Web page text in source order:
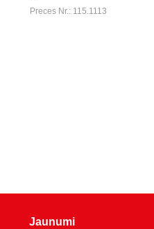
Preces Nr.: 115.1113
Jaunumi